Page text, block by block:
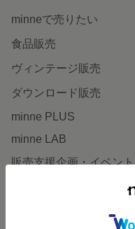
minneで売りたい
食品販売
ヴィンテージ販売
ダウンロード販売
minne PLUS
minne LAB
販売支援企画・イベント
minneとものづくりと